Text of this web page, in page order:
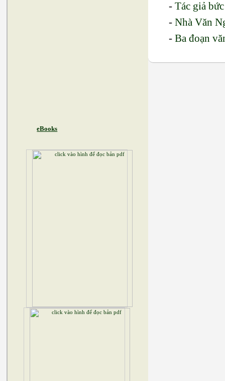
eBooks
-Tác giả
-Nhà Văn
-Ba đoạn